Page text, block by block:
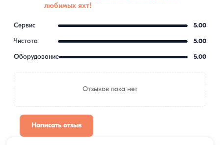
любимых яхт!
Сервис 5.00
Чистота 5.00
Оборудование 5.00
Отзывов пока нет
Написать отзыв